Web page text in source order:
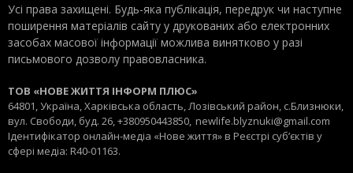
Усі права захищені. Будь-яка публiкацiя, передрук чи наступне
поширення матеріалів сайту у друкованих або електронних
засобах масової інформації можлива винятково у разі
письмового дозволу правовласника.
ТОВ «НОВЕ ЖИТТЯ ІНФОРМ ПЛЮС»
64801, Україна, Харківська область, Лозівський район, с.Близнюки,
вул. Свободи, буд. 26, +380950443850, newlife.blyznuki@gmail.com
Ідентифікатор онлайн-медіа «Нове життя» в Реєстрі суб’єктів у
сфері медіа: R40-01163.